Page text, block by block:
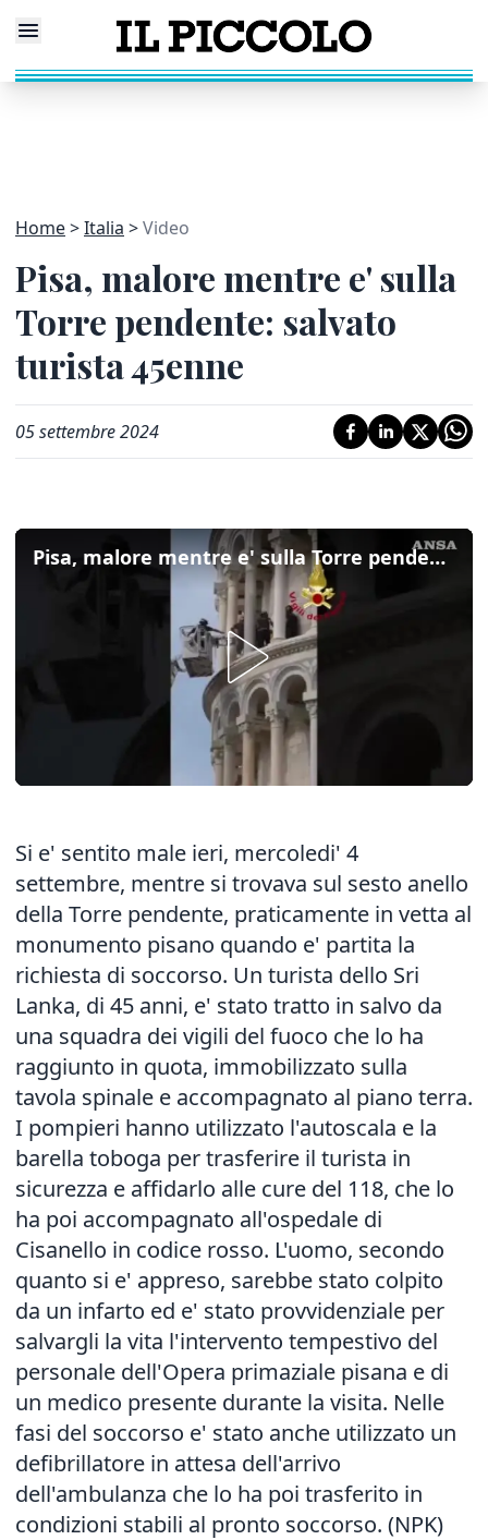
Home Italia Video
Pisa, malore mentre e' sulla
Torre pendente: salvato
turista 45enne
05 settembre 2024
Pisa, malore mentre e' sulla Torre pendente: salvato turista 45enne
Si e' sentito male ieri, mercoledi' 4
settembre, mentre si trovava sul sesto anello
della Torre pendente, praticamente in vetta al
monumento pisano quando e' partita la
richiesta di soccorso. Un turista dello Sri
Lanka, di 45 anni, e' stato tratto in salvo da
una squadra dei vigili del fuoco che lo ha
raggiunto in quota, immobilizzato sulla
tavola spinale e accompagnato al piano terra.
I pompieri hanno utilizzato l'autoscala e la
barella toboga per trasferire il turista in
sicurezza e affidarlo alle cure del 118, che lo
ha poi accompagnato all'ospedale di
Cisanello in codice rosso. L'uomo, secondo
quanto si e' appreso, sarebbe stato colpito
da un infarto ed e' stato provvidenziale per
salvargli la vita l'intervento tempestivo del
personale dell'Opera primaziale pisana e di
un medico presente durante la visita. Nelle
fasi del soccorso e' stato anche utilizzato un
defibrillatore in attesa dell'arrivo
dell'ambulanza che lo ha poi trasferito in
condizioni stabili al pronto soccorso. (NPK)